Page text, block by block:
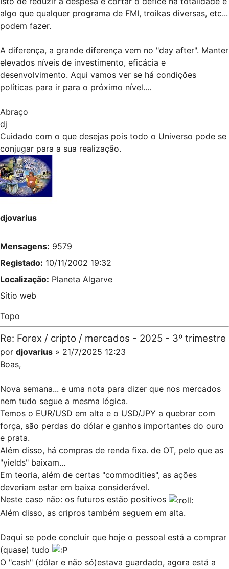
algo que qualquer programa de FMI, troikas diversas, etc...
podem fazer.
A diferença, a grande diferença vem no "day after". Manter
elevados níveis de investimento, eficácia e
desenvolvimento. Aqui vamos ver se há condições
políticas para ir para o próximo nível....
Abraço
dj
Cuidado com o que desejas pois todo o Universo pode se
conjugar para a sua realização.
djovarius
Mensagens: 9579
Registado: 10/11/2002 19:32
Localização: Planeta Algarve
Sítio web
Topo
Re: Forex / cripto / mercados - 2025 - 3º trimestre
por djovarius » 21/7/2025 12:23
Boas,
Nova semana... e uma nota para dizer que nos mercados
nem tudo segue a mesma lógica.
Temos o EUR/USD em alta e o USD/JPY a quebrar com
força, são perdas do dólar e ganhos importantes do ouro
e prata.
Além disso, há compras de renda fixa. de OT, pelo que as
"yields" baixam...
Em teoria, além de certas "commodities", as ações
deveriam estar em baixa considerável.
Neste caso não: os futuros estão positivos
Além disso, as cripros também seguem em alta.
Daqui se pode concluir que hoje o pessoal está a comprar
(quase) tudo
O "cash" (dólar e não só)estava guardado, agora está a